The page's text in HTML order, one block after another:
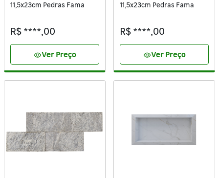
11,5x23cm Pedras Fama
R$ ****,00
visibilityVer Preço
11,5x23cm Pedras Fama
R$ ****,00
visibilityVer Preço